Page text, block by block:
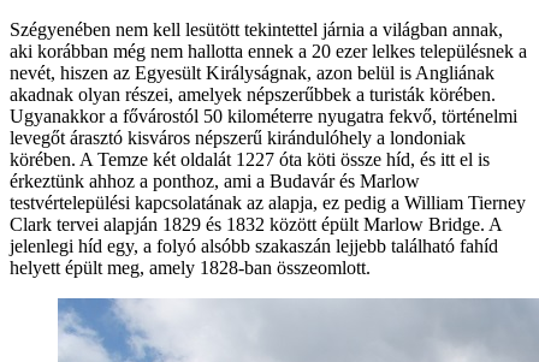
Szégyenében nem kell lesütött tekintettel járnia a világban annak,
aki korábban még nem hallotta ennek a 20 ezer lelkes településnek a
nevét, hiszen az Egyesült Királyságnak, azon belül is Angliának
akadnak olyan részei, amelyek népszerűbbek a turisták körében.
Ugyanakkor a fővárostól 50 kilométerre nyugatra fekvő, történelmi
levegőt árasztó kisváros népszerű kirándulóhely a londoniak
körében. A Temze két oldalát 1227 óta köti össze híd, és itt el is
érkeztünk ahhoz a ponthoz, ami a Budavár és Marlow
testvértelepülési kapcsolatának az alapja, ez pedig a William Tierney
Clark tervei alapján 1829 és 1832 között épült Marlow Bridge. A
jelenlegi híd egy, a folyó alsóbb szakaszán lejjebb található fahíd
helyett épült meg, amely 1828-ban összeomlott.